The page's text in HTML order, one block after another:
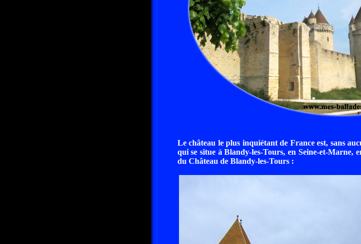
Le château le plus inquiétant de France est, sans
qui se situe à Blandy-les-Tours, en Seine-et-Marne,
du Château de Blandy-les-Tours :